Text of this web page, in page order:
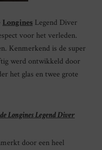
Longines Legend Diver
voor het verleden.
Kenmerkend is de super
werd ontwikkeld door
het glas en twee grote
Longines Legend Diver
door een heel